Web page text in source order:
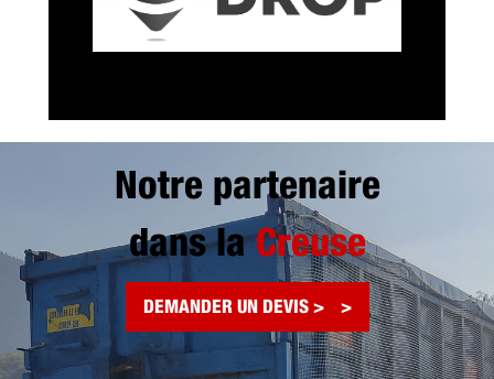
Notre partenaire
dans laCreuse
DEMANDER UN DEVIS >